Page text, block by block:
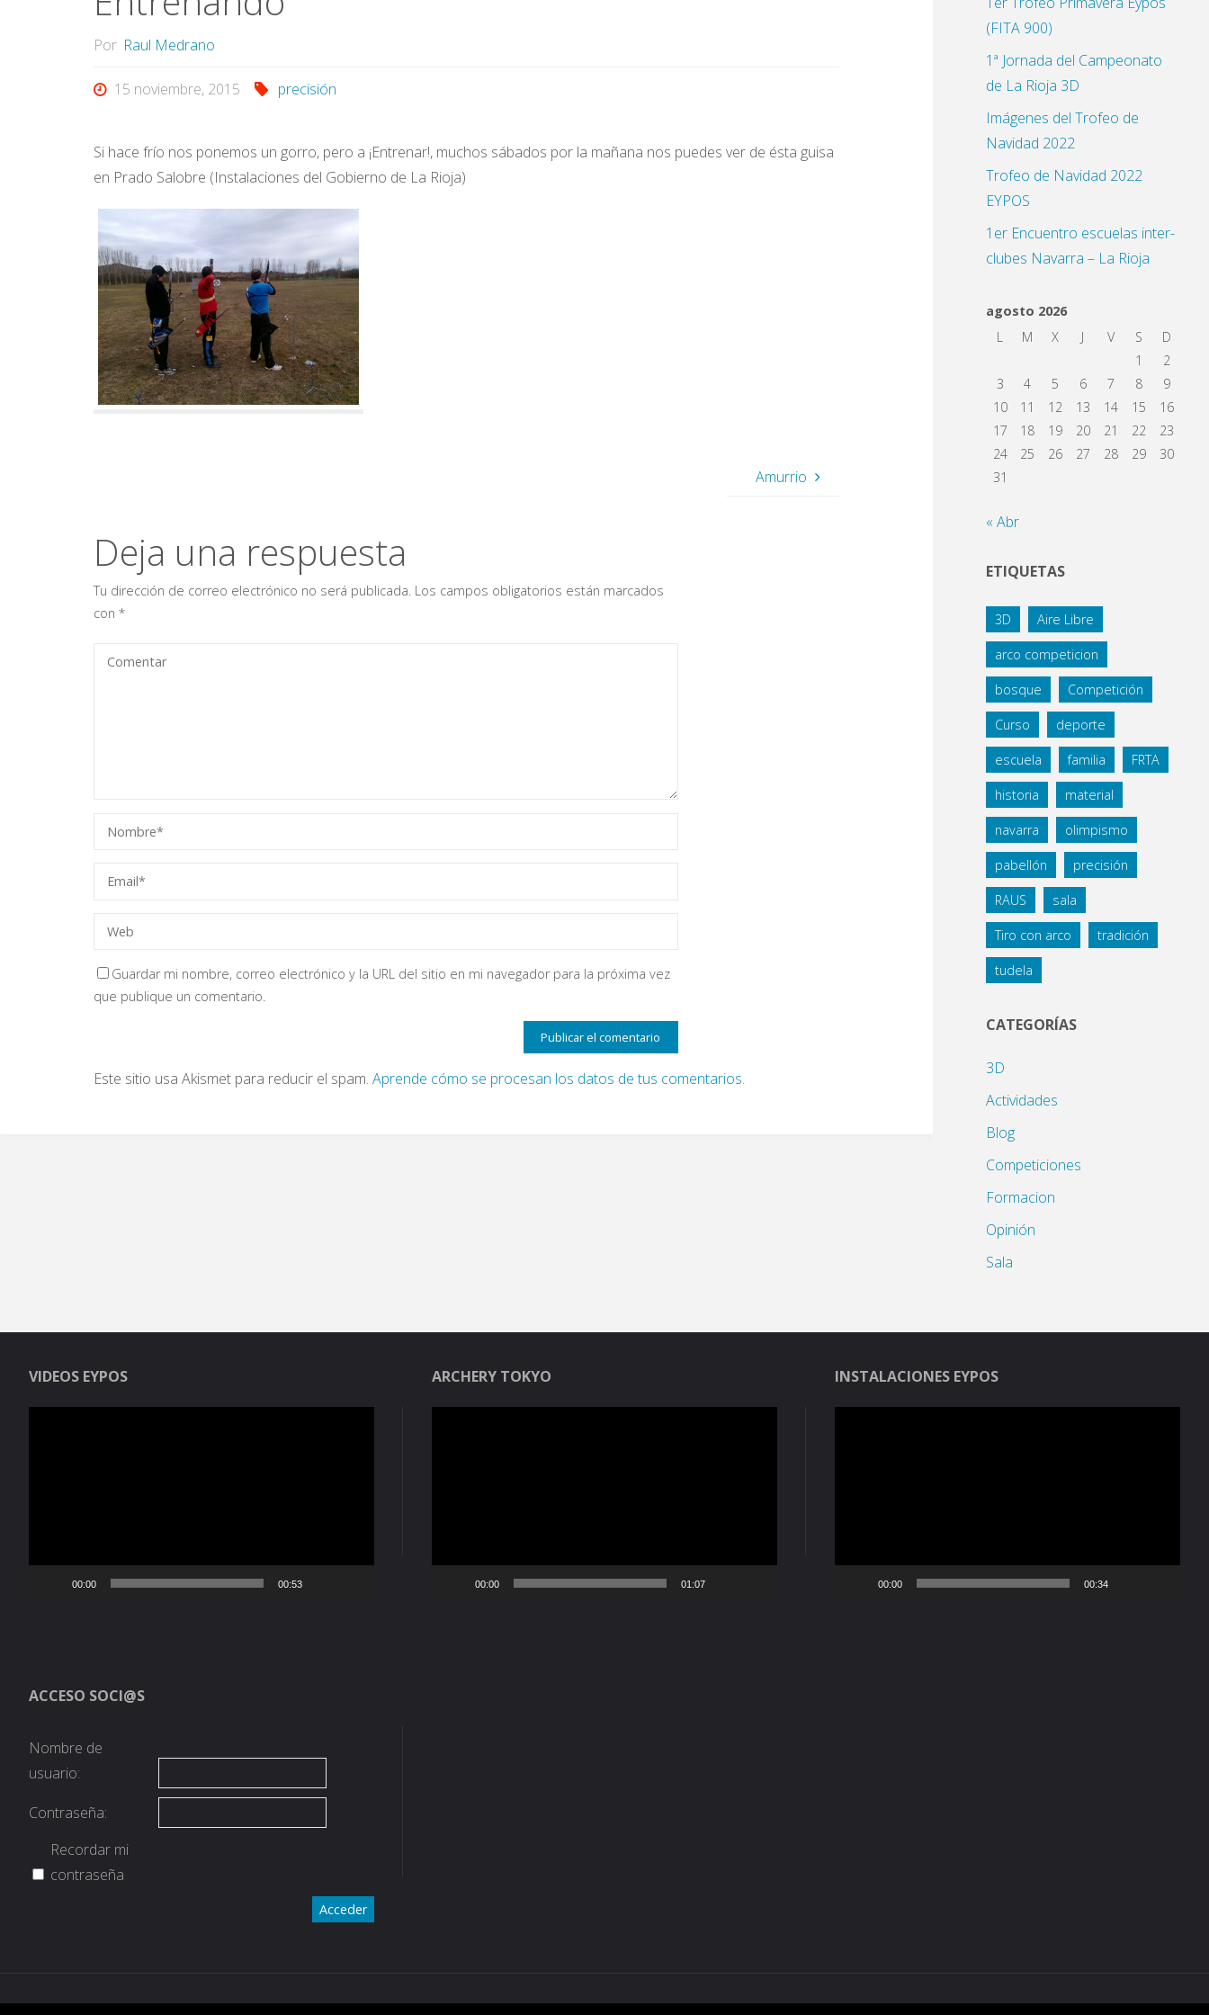
Por Raul Medrano
15 noviembre, 2015 precisión
Si hace frío nos ponemos un gorro, pero a ¡Entrenar!, muchos sábados por la mañana nos puedes ver de ésta guisa
en Prado Salobre (Instalaciones del Gobierno de La Rioja)
Amurrio
Deja una respuesta
Tu dirección de correo electrónico no será publicada. Los campos obligatorios están marcados
con *
Guardar mi nombre, correo electrónico y la URL del sitio en mi navegador para la próxima vez
que publique un comentario.
Este sitio usa Akismet para reducir el spam. Aprende cómo se procesan los datos de tus comentarios.
(FITA 900)
1ª Jornada del Campeonato
de La Rioja 3D
Imágenes del Trofeo de
Navidad 2022
Trofeo de Navidad 2022
EYPOS
1er Encuentro escuelas inter-
clubes Navarra – La Rioja
agosto 2026
L
M X J V S
D
1
2
3
4 5 6 7 8
9
10
11 12 13 14 15
16
17
18 19 20 21 22
23
24
25 26 27 28 29
30
31
« Abr
ETIQUETAS
3D Aire Libre
arco competicion
bosque Competición
Curso deporte
escuela familia FRTA
historia material
navarra olimpismo
pabellón precisión
RAUS sala
Tiro con arco tradición
tudela
CATEGORÍAS
3D
Actividades
Blog
Competiciones
Formacion
Opinión
Sala
VIDEOS EYPOS
00:00 00:53
ARCHERY TOKYO
00:00 01:07
INSTALACIONES EYPOS
00:00 00:34
ACCESO SOCI@S
Nombre de
usuario:
Contraseña:
Recordar mi
contraseña
Acceder